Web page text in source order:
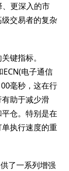
更深入的市
交易者的复杂
键指标。
电子通信
毫秒，这在行
助于减少滑
仓。特别是在
执行速度的重
了一系列增强